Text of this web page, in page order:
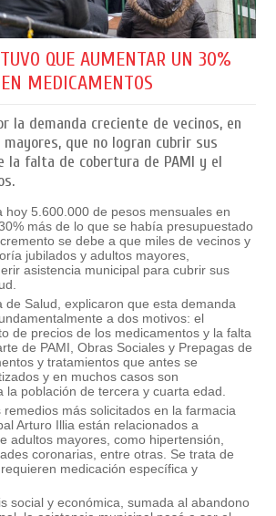
QUE AUMENTAR UN 30%
MEDICAMENTOS
la demanda creciente de vecinos, en
que no logran cubrir sus
falta de cobertura de PAMI y el
hoy 5.600.000 de pesos mensuales en
más de lo que se había presupuestado
se debe a que miles de vecinos y
jubilados y adultos mayores,
asistencia municipal para cubrir sus
de Salud, explicaron que esta demanda
a dos motivos: el
de precios de los medicamentos y la falta
de PAMI, Obras Sociales y Prepagas de
y tratamientos que antes se
y en muchos casos son
la población de tercera y cuarta edad.
remedios más solicitados en la farmacia
Arturo Illia están relacionados a
adultos mayores, como hipertensión,
coronarias, entre otras. Se trata de
medicación específica y
social y económica, sumada al abandono